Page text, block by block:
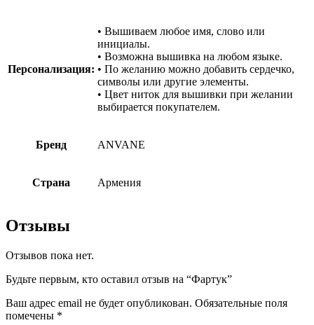
Персонализация:
• Вышиваем любое имя, слово или
инициалы.
• Возможна вышивка на любом языке.
• По желанию можно добавить сердечко,
символы или другие элементы.
• Цвет ниток для вышивки при желании
выбирается покупателем.
Бренд ANVANE
Страна Армения
Отзывы
Отзывов пока нет.
Будьте первым, кто оставил отзыв на “Фартук”
Ваш адрес email не будет опубликован. Обязательные поля
помечены *